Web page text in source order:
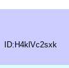
ID:H4klVc2sxk